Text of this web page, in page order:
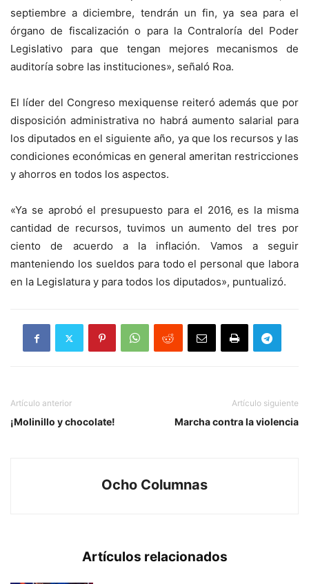
septiembre a diciembre, tendrán un fin, ya sea para el
órgano de fiscalización o para la Contraloría del Poder
Legislativo para que tengan mejores mecanismos de
auditoría sobre las instituciones», señaló Roa.
El líder del Congreso mexiquense reiteró además que por
disposición administrativa no habrá aumento salarial para
los diputados en el siguiente año, ya que los recursos y las
condiciones económicas en general ameritan restricciones
y ahorros en todos los aspectos.
«Ya se aprobó el presupuesto para el 2016, es la misma
cantidad de recursos, tuvimos un aumento del tres por
ciento de acuerdo a la inflación. Vamos a seguir
manteniendo los sueldos para todo el personal que labora
en la Legislatura y para todos los diputados», puntualizó.
Artículo anterior
¡Molinillo y chocolate!
Artículo siguiente
Marcha contra la violencia
Ocho Columnas
Artículos relacionados